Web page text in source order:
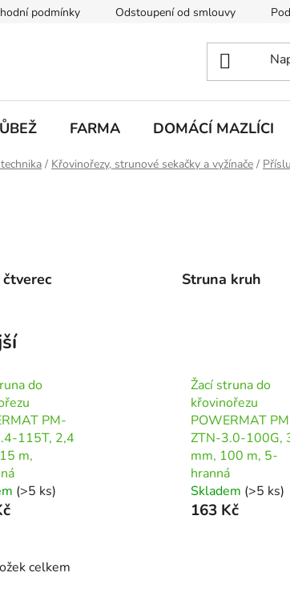
podmínky Odstoupení od smlouvy
FARMA DOMÁCÍ MAZLÍCI
/ Křovinořezy, strunové sekačky a vyžínače /
Struna kruh
do
PM-
115T, 2,4
m,
(>5 ks)
Žací struna do
křovinořezu
POWERMAT
ZTN-3.0-100G,
mm, 100 m, 5-
hranná
Skladem (>5 ks)
163 Kč
celkem